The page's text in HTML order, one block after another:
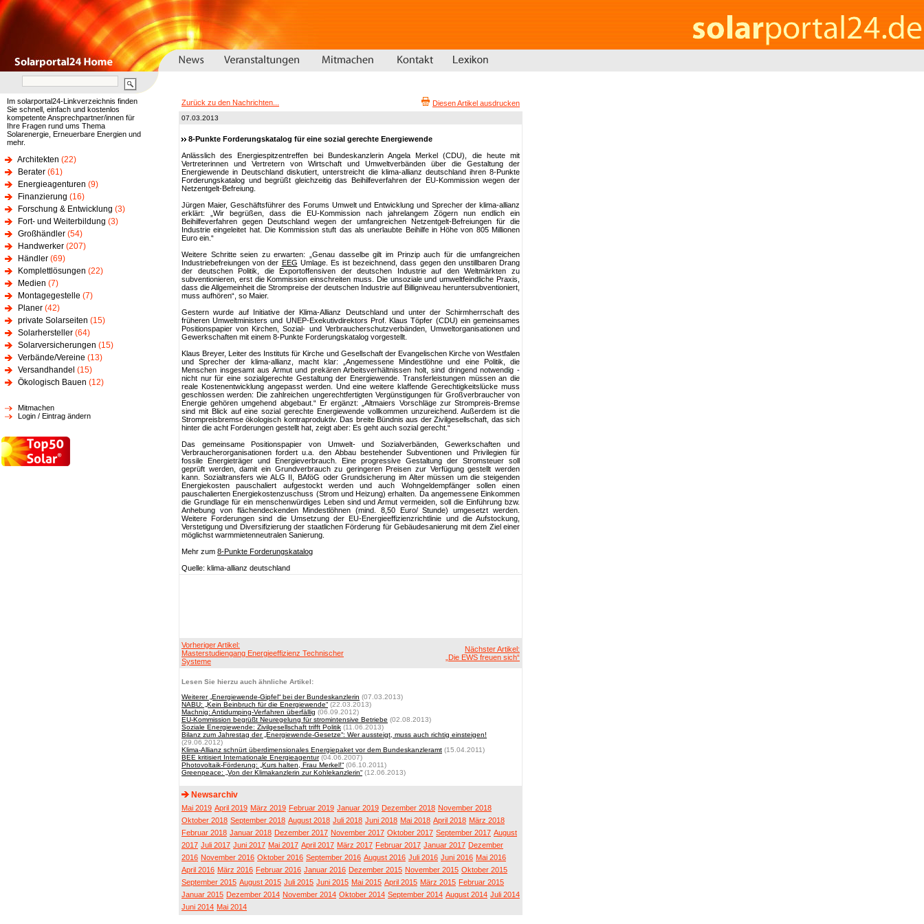
Im solarportal24-Linkverzeichnis finden
Sie schnell, einfach und kostenlos
kompetente Ansprechpartner/innen für
Ihre Fragen rund ums Thema
Solarenergie, Erneuerbare Energien und
mehr.
Architekten (22)
Berater (61)
Energieagenturen (9)
Finanzierung (16)
Forschung & Entwicklung (3)
Fort- und Weiterbildung (3)
Großhändler (54)
Handwerker (207)
Händler (69)
Komplettlösungen (22)
Medien (7)
Montagegestelle (7)
Planer (42)
private Solarseiten (15)
Solarhersteller (64)
Solarversicherungen (15)
Verbände/Vereine (13)
Versandhandel (15)
Ökologisch Bauen (12)
Mitmachen
Login / Eintrag ändern
Zurück zu den Nachrichten... Diesen Artikel ausdrucken
07.03.2013
8-Punkte Forderungskatalog für eine sozial gerechte Energiewende
Anlässlich des Energiespitzentreffen bei Bundeskanzlerin Angela Merkel (CDU), die heute mit
Vertreterinnen und Vertretern von Wirtschaft und Umweltverbänden über die Gestaltung der
Energiewende in Deutschland diskutiert, unterstreicht die klima-allianz deutschland ihren 8-Punkte
Forderungskatalog und begrüßt gleichzeitig das Beihilfeverfahren der EU-Kommission wegen der
Netzentgelt-Befreiung.
Jürgen Maier, Geschäftsführer des Forums Umwelt und Entwicklung und Sprecher der klima-allianz
erklärt: „Wir begrüßen, dass die EU-Kommission nach jahrelangem Zögern nun endlich ein
Beihilfeverfahren gegen Deutschland wegen der umfangreichen Netzentgelt-Befreiungen für die
Industrie eingeleitet hat. Die Kommission stuft das als unerlaubte Beihilfe in Höhe von 805 Millionen
Euro ein.“
Weitere Schritte seien zu erwarten: „Genau dasselbe gilt im Prinzip auch für die umfangreichen
Industriebefreiungen von der EEG Umlage. Es ist bezeichnend, dass gegen den unstillbaren Drang
der deutschen Politik, die Exportoffensiven der deutschen Industrie auf den Weltmärkten zu
subventionieren, erst die Kommission einschreiten muss. Die unsoziale und umweltfeindliche Praxis,
dass die Allgemeinheit die Strompreise der deutschen Industrie auf Billigniveau heruntersubventioniert,
muss aufhören“, so Maier.
Gestern wurde auf Initiative der Klima-Allianz Deutschland und unter der Schirmherrschaft des
früheren Umweltministers und UNEP-Exekutivdirektors Prof. Klaus Töpfer (CDU) ein gemeinsames
Positionspapier von Kirchen, Sozial- und Verbraucherschutzverbänden, Umweltorganisationen und
Gewerkschaften mit einem 8-Punkte Forderungskatalog vorgestellt.
Klaus Breyer, Leiter des Instituts für Kirche und Gesellschaft der Evangelischen Kirche von Westfalen
und Sprecher der klima-allianz, macht klar: „Angemessene Mindestlöhne und eine Politik, die
Menschen insgesamt aus Armut und prekären Arbeitsverhältnissen holt, sind dringend notwendig -
nicht nur für eine sozialgerechte Gestaltung der Energiewende. Transferleistungen müssen an die
reale Kostenentwicklung angepasst werden. Und eine weitere klaffende Gerechtigkeitslücke muss
geschlossen werden: Die zahlreichen ungerechtfertigten Vergünstigungen für Großverbraucher von
Energie gehören umgehend abgebaut.“ Er ergänzt: „Altmaiers Vorschläge zur Strompreis-Bremse
sind mit Blick auf eine sozial gerechte Energiewende vollkommen unzureichend. Außerdem ist die
Strompreisbremse ökologisch kontraproduktiv. Das breite Bündnis aus der Zivilgesellschaft, das sich
hinter die acht Forderungen gestellt hat, zeigt aber: Es geht auch sozial gerecht.“
Das gemeinsame Positionspapier von Umwelt- und Sozialverbänden, Gewerkschaften und
Verbraucherorganisationen fordert u.a. den Abbau bestehender Subventionen und Privilegien für
fossile Energieträger und Energieverbrauch. Eine progressive Gestaltung der Stromsteuer soll
geprüft werden, damit ein Grundverbrauch zu geringeren Preisen zur Verfügung gestellt werden
kann. Sozialtransfers wie ALG II, BAföG oder Grundsicherung im Alter müssen um die steigenden
Energiekosten pauschaliert aufgestockt werden und auch Wohngeldempfänger sollen einen
pauschalierten Energiekostenzuschuss (Strom und Heizung) erhalten. Da angemessene Einkommen
die Grundlage für ein menschenwürdiges Leben sind und Armut vermeiden, soll die Einführung bzw.
Anhebung von flächendeckenden Mindestlöhnen (mind. 8,50 Euro/ Stunde) umgesetzt werden.
Weitere Forderungen sind die Umsetzung der EU-Energieeffizienzrichtlinie und die Aufstockung,
Verstetigung und Diversifizierung der staatlichen Förderung für Gebäudesanierung mit dem Ziel einer
möglichst warmmietenneutralen Sanierung.
Mehr zum 8-Punkte Forderungskatalog
Quelle: klima-allianz deutschland
Vorheriger Artikel:
Masterstudiengang Energieeffizienz Technischer
Systeme
Nächster Artikel:
„Die EWS freuen sich“
Lesen Sie hierzu auch ähnliche Artikel:
Weiterer „Energiewende-Gipfel“ bei der Bundeskanzlerin (07.03.2013)
NABU: „Kein Beinbruch für die Energiewende“ (22.03.2013)
Machnig: Antidumping-Verfahren überfällig (06.09.2012)
EU-Kommission begrüßt Neuregelung für stromintensive Betriebe (02.08.2013)
Soziale Energiewende: Zivilgesellschaft trifft Politik (11.06.2013)
Bilanz zum Jahrestag der „Energiewende-Gesetze“: Wer aussteigt, muss auch richtig einsteigen!
(29.06.2012)
Klima-Allianz schnürt überdimensionales Energiepaket vor dem Bundeskanzleramt (15.04.2011)
BEE kritisiert Internationale Energieagentur(04.06.2007)
Photovoltaik-Förderung: „Kurs halten, Frau Merkel!“ (06.10.2011)
Greenpeace: „Von der Klimakanzlerin zur Kohlekanzlerin“ (12.06.2013)
Newsarchiv
Mai 2019 April 2019 März 2019 Februar 2019 Januar 2019 Dezember 2018 November 2018
Oktober 2018 September 2018 August 2018 Juli 2018 Juni 2018 Mai 2018 April 2018 März 2018
Februar 2018 Januar 2018 Dezember 2017 November 2017 Oktober 2017 September 2017 August
2017 Juli 2017 Juni 2017 Mai 2017 April 2017 März 2017 Februar 2017 Januar 2017 Dezember
2016 November 2016 Oktober 2016 September 2016 August 2016 Juli 2016 Juni 2016 Mai 2016
April 2016 März 2016 Februar 2016 Januar 2016 Dezember 2015 November 2015 Oktober 2015
September 2015 August 2015 Juli 2015 Juni 2015 Mai 2015 April 2015 März 2015 Februar 2015
Januar 2015 Dezember 2014 November 2014 Oktober 2014 September 2014 August 2014 Juli 2014
Juni 2014 Mai 2014